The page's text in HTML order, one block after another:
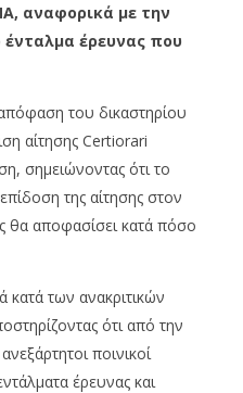
αναφορικά με την
έρευνας που
του δικαστηρίου
αίτησης Certiorari
σημειώνοντας ότι το
της αίτησης στον
θα αποφασίσει κατά πόσο
των ανακριτικών
ότι από την
ποινικοί
έρευνας και